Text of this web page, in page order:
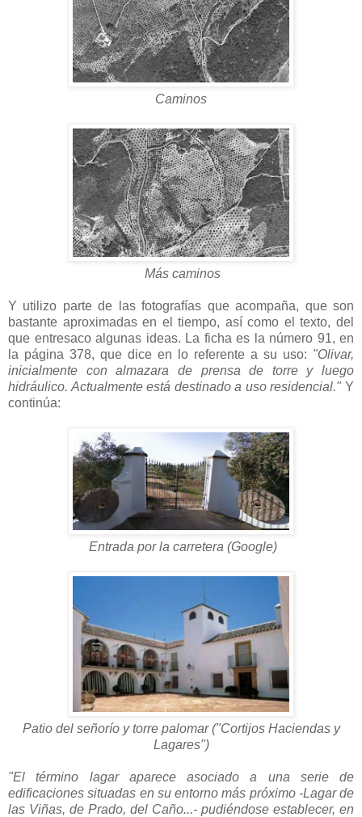
Caminos
Más caminos
Y utilizo parte de las fotografías que acompaña, que son
bastante aproximadas en el tiempo, así como el texto, del
que entresaco algunas ideas. La ficha es la número 91, en
la página 378, que dice en lo referente a su uso: "Olivar,
inicialmente con almazara de prensa de torre y luego
hidráulico. Actualmente está destinado a uso residencial." Y
continúa:
Entrada por la carretera (Google)
Patio del señorío y torre palomar ("Cortijos Haciendas y
Lagares")
"El término lagar aparece asociado a una serie de
edificaciones situadas en su entorno más próximo -Lagar de
las Viñas, de Prado, del Caño...- pudiéndose establecer, en